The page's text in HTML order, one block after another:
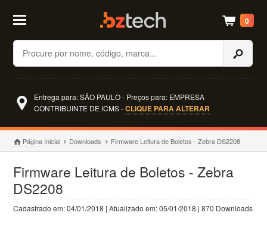
Buscar
0
Entrega para: SÃO PAULO - Preços para: EMPRESA
CONTRIBUINTE DE ICMS -CLIQUE PARA ALTERAR
Página Inicial Downloads Firmware Leitura de Boletos - Zebra DS2208
Firmware Leitura de Boletos - Zebra
DS2208
Cadastrado em: 04/01/2018 | Atualizado em: 05/01/2018 | 870 Downloads